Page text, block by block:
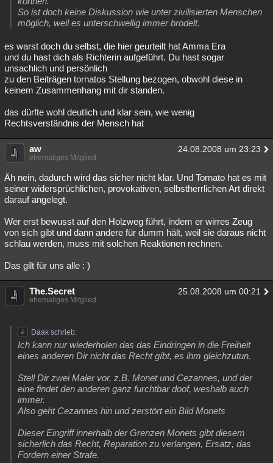
So ist doch keine Diskussion wie unter zivilisierten Menschen
möglich, weil es unterschwellig immer brodelt.
es warst doch du selbst, die hier geurteilt hat Amma Era
und du hast dich als Richterin aufgeführt. Du hast sogar
unsachlich und persönlich
zu den Beiträgen tornatos Stellung bezogen, obwohl diese in
keinem Zusammenhang mit dir standen.
das dürfte wohl deutlich und klar sein, wie wenig
Rechtsverständnis der Mensch hat
aw 24.08.2008 um 23:23
ehemaliges Mitglied
Äh nein, dadurch wird das sicher nicht klar. Und Tornato hat es mit
seiner widersprüchlichen, provokativen, selbstherrlichen Art direkt
darauf angelegt.
Wer erst bewusst auf den Holzweg führt, indem er wirres Zeug
von sich gibt und dann andere für dumm hält, weil sie daraus nicht
schlau werden, muss mit solchen Reaktionen rechnen.
Das gilt für uns alle : )
The.Secret 25.08.2008 um 00:21
ehemaliges Mitglied
Daak schrieb:
Ich kann nur wiederholen das das Eindringen in die Freiheit
eines anderen Dir nicht das Recht gíbt, es ihm gleichzutun.
Stell Dir zwei Maler vor, z.B. Monet und Cezannes, und der
eine findet den anderen ganz furchtbar doof, weshalb auch
immer.
Also geht Cezannes hin und zerstört ein Bild Monets
Dieser Eingriff innerhalb der Grenzen Monets gibt diesem
sicherlich das Recht, Reparation zu verlangen, Ersatz, das
Fordern einer Strafe.